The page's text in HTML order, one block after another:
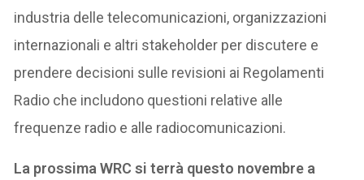
industria delle telecomunicazioni, organizzazioni
internazionali e altri stakeholder per discutere e
prendere decisioni sulle revisioni ai Regolamenti
Radio che includono questioni relative alle
frequenze radio e alle radiocomunicazioni.
La prossima WRC si terrà questo novembre a